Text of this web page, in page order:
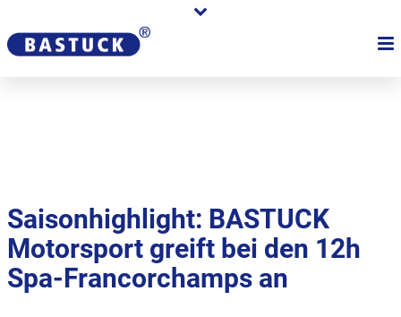
Händler
Saisonhighlight: BASTUCK
Motorsport greift bei den 12h
Spa-Francorchamps an